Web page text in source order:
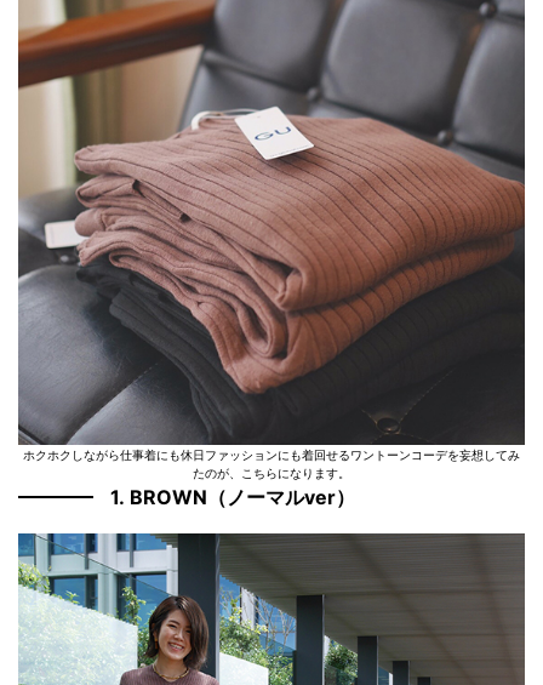
ホクホクしながら仕事着にも休日ファッションにも着回せるワントーンコーデを妄想してみ
たのが、こちらになります。
1. BROWN（ノーマルver）